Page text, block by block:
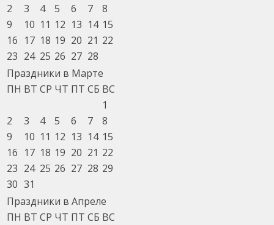
2
3 4 5 6 7
8
9
10 11 12 13 14 15
16 17 18 19 20 21 22
23 24 25 26 27 28
Праздники в Марте
ПН ВТ СР ЧТ ПТ СБ ВС
1
2
3 4 5 6 7
8
9
10 11 12 13 14 15
16 17 18 19 20 21 22
23 24 25 26 27 28 29
30 31
Праздники в Апреле
ПН ВТ СР ЧТ ПТ СБ ВС